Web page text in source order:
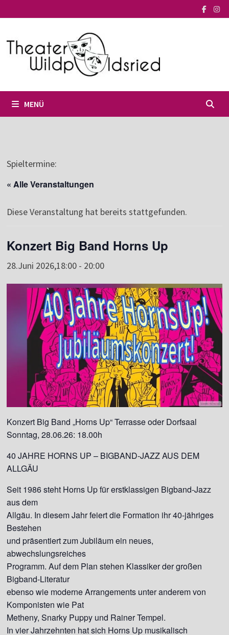
Inhalt
MENÜ
Spieltermine:
« Alle Veranstaltungen
Diese Veranstaltung hat bereits stattgefunden.
Konzert Big Band Horns Up
28.Juni 2026,18:00- 20:00
Konzert Big Band „Horns Up“ Terrasse oder Dorfsaal
Sonntag, 28.06.26: 18.00h
40 JAHRE HORNS UP – BIGBAND-JAZZ AUS DEM
ALLGÄU
Seit 1986 steht Horns Up für erstklassigen Bigband-Jazz
aus dem
Allgäu. In diesem Jahr feiert die Formation ihr 40-jähriges
Bestehen
und präsentiert zum Jubiläum ein neues,
abwechslungsreiches
Programm. Auf dem Plan stehen Klassiker der großen
Bigband-Literatur
ebenso wie moderne Arrangements unter anderem von
Komponisten wie Pat
Metheny, Snarky Puppy und Rainer Tempel.
In vier Jahrzehnten hat sich Horns Up musikalisch